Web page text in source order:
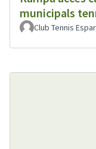
municipals
Club Tennis